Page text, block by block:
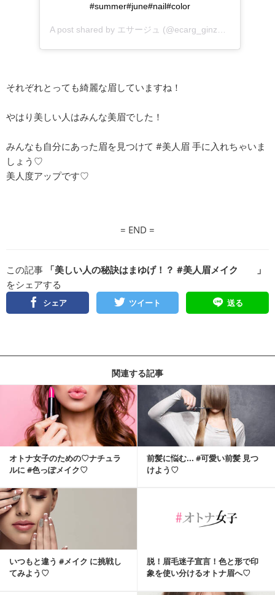
#summer#june#nail#color
A post shared by エサージュ (@ecarg_ginza) on
それぞれとっても綺麗な眉していますね！
やはり美しい人はみんな美眉でした！
みんなも自分にあった眉を見つけて #美人眉 手に入れちゃいま
しょう♡
美人度アップです♡
= END =
この記事
「美しい人の秘訣はまゆげ！？ #美人眉メイク 」
をシェアする
シェア ツイート 送る
関連する記事
オトナ女子のための♡ナチュラ
ルに #色っぽメイク♡
前髪に悩む... #可愛い前髪 見つ
けよう♡
いつもと違う #メイク に挑戦し
てみよう♡
脱！眉毛迷子宣言！色と形で印
象を使い分けるオトナ眉へ♡